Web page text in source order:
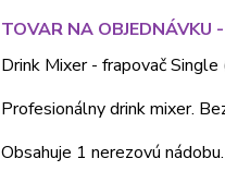
TOVAR NA
Drink Mixer - frapovač Single
Profesionálny drink mixer.
Obsahuje 1 nerezovú nádobu.